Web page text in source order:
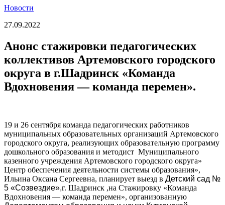
Новости
27.09.2022
Анонс стажировки педагогических
коллективов Артемовского городского
округа в г.Шадринск «Команда
Вдохновения — команда перемен».
19 и 26 сентября команда педагогических работников
муниципальных образовательных организаций Артемовского
городского округа, реализующих образовательную программу
дошкольного образования и методист Муниципального
казенного учреждения Артемовского городского округа»
Центр обеспечения деятельности системы образования»,
Ильина Оксана Сергеевна, планирует выезд в Детский сад №
5 «Созвездие»,г. Шадринск ,на Стажировку «Команда
Вдохновения — команда перемен», организованную